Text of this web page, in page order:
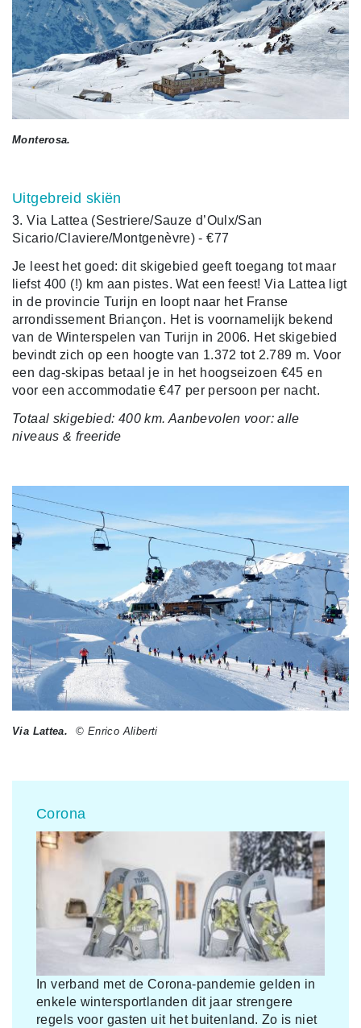
Monterosa.
Uitgebreid skiën
3. Via Lattea (Sestriere/Sauze d’Oulx/San
Sicario/Claviere/Montgenèvre) - €77
Je leest het goed: dit skigebied geeft toegang tot maar
liefst 400 (!) km aan pistes. Wat een feest! Via Lattea ligt
in de provincie Turijn en loopt naar het Franse
arrondissement Briançon. Het is voornamelijk bekend
van de Winterspelen van Turijn in 2006. Het skigebied
bevindt zich op een hoogte van 1.372 tot 2.789 m. Voor
een dag-skipas betaal je in het hoogseizoen €45 en
voor een accommodatie €47 per persoon per nacht.
Totaal skigebied: 400 km. Aanbevolen voor: alle
niveaus & freeride
Via Lattea. © Enrico Aliberti
Corona
In verband met de Corona-pandemie gelden in
enkele wintersportlanden dit jaar strengere
regels voor gasten uit het buitenland. Zo is niet